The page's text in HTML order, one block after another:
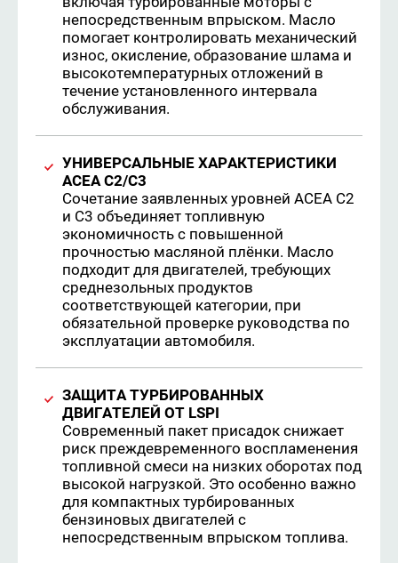
непосредственным впрыском. Масло
помогает контролировать механический
износ, окисление, образование шлама и
высокотемпературных отложений в
течение установленного интервала
обслуживания.
УНИВЕРСАЛЬНЫЕ ХАРАКТЕРИСТИКИ
ACEA C2/C3
Сочетание заявленных уровней ACEA C2
и C3 объединяет топливную
экономичность с повышенной
прочностью масляной плёнки. Масло
подходит для двигателей, требующих
среднезольных продуктов
соответствующей категории, при
обязательной проверке руководства по
эксплуатации автомобиля.
ЗАЩИТА ТУРБИРОВАННЫХ
ДВИГАТЕЛЕЙ ОТ LSPI
Современный пакет присадок снижает
риск преждевременного воспламенения
топливной смеси на низких оборотах под
высокой нагрузкой. Это особенно важно
для компактных турбированных
бензиновых двигателей с
непосредственным впрыском топлива.